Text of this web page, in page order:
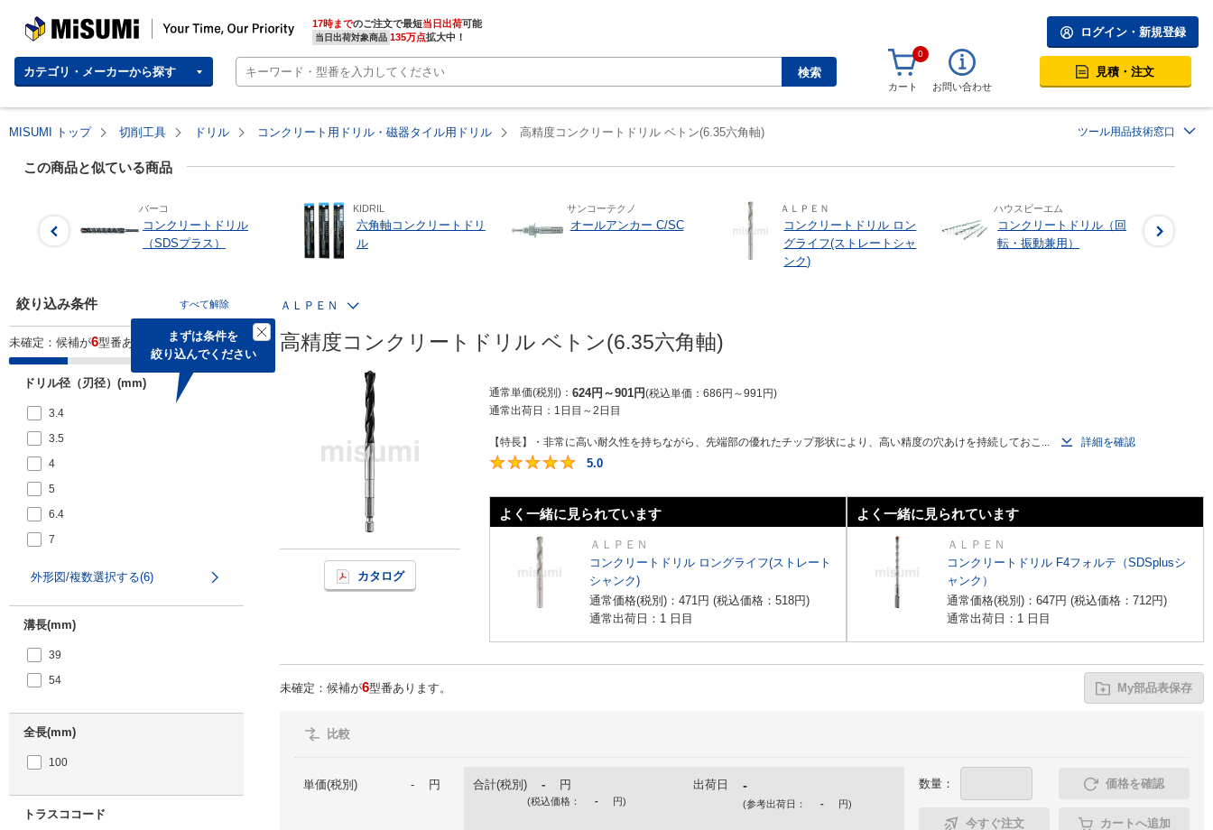
MISUMI | Your Time, Our Priority 17時までのご注文で最短当日出荷
当日出荷対象商品 135万点拡大中！
カテゴリ・メーカーから探す 検索
ログイン・新規登録
0
カート お問い合わせ
見積・注文
MISUMI トップ 切削工具 ドリル コンクリート用ドリル・磁器タイル用ドリル 高精度コンクリートドリル ベトン(6.35六角軸) ツール用品技術窓口
この商品と似ている商品
バーコ
コンクリートドリル
（SDSプラス）
KIDRIL
六角軸コンクリートドリ
ル
サンコーテクノ
オールアンカー C/SC
ＡＬＰＥＮ
コンクリートドリル ロン
グライフ(ストレートシャ
ンク)
ハウスビーエム
コンクリートドリル（回
転・振動兼用）
絞り込み条件 すべて解除
まずは条件を
絞り込んでください
未確定：候補が6型番あります。
ドリル径（刃径）(mm)
3.4
3.5
4
5
6.4
7
外形図/複数選択する(6)
溝長(mm)
39
54
全長(mm)
100
トラスココード
ＡＬＰＥＮ
高精度コンクリートドリル ベトン(6.35六角軸)
カタログ
通常単価(税別) 624円 ～901円 税込単価 686円 ～991 円
通常出荷日： 1日目～2日目
【特長】・非常に高い耐久性を持ちながら、先端部の優れたチップ形状により、高い精度の穴あけを持続しておこ...
詳細を確認
5.0
よく一緒に見られています
ＡＬＰＥＮ
コンクリートドリル ロングライフ(ストレート
シャンク)
通常価格(税別)： 471円 (税込価格： 518円)
通常出荷日：1 日目
よく一緒に見られています
ＡＬＰＥＮ
コンクリートドリル F4フォルテ（SDSplusシ
ャンク）
通常価格(税別)： 647円 (税込価格： 712円)
通常出荷日：1 日目
未確定：候補が6型番あります。 My部品表保存
比較
単価(税別) - 円 合計(税別) - 円
(税込価格： - 円)
出荷日 -
(参考出荷日： - 円)
数量： 価格を確認
今すぐ注文 カートへ追加